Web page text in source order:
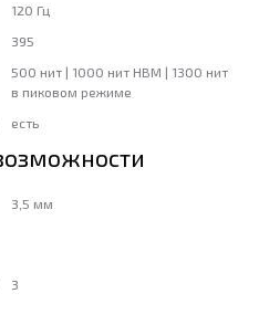
120 Гц
395
500 нит | 1000 нит HBM | 1300 нит
в пиковом режиме
есть
3,5 мм
3